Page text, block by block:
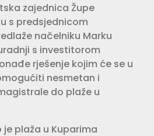
zajednica Župe
s predsjednicom
načelniku Marku
s investitorom
rješenje kojim će se u
nesmetan i
do plaže u
plaža u Kuparima